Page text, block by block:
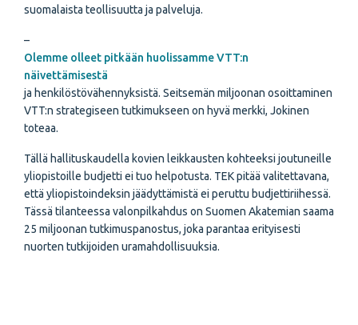
suomalaista teollisuutta ja palveluja.
–
Olemme olleet pitkään huolissamme VTT:n
näivettämisestä
ja henkilöstövähennyksistä. Seitsemän miljoonan osoittaminen
VTT:n strategiseen tutkimukseen on hyvä merkki, Jokinen
toteaa.
Tällä hallituskaudella kovien leikkausten kohteeksi joutuneille
yliopistoille budjetti ei tuo helpotusta. TEK pitää valitettavana,
että yliopistoindeksin jäädyttämistä ei peruttu budjettiriihessä.
Tässä tilanteessa valonpilkahdus on Suomen Akatemian saama
25 miljoonan tutkimuspanostus, joka parantaa erityisesti
nuorten tutkijoiden uramahdollisuuksia.